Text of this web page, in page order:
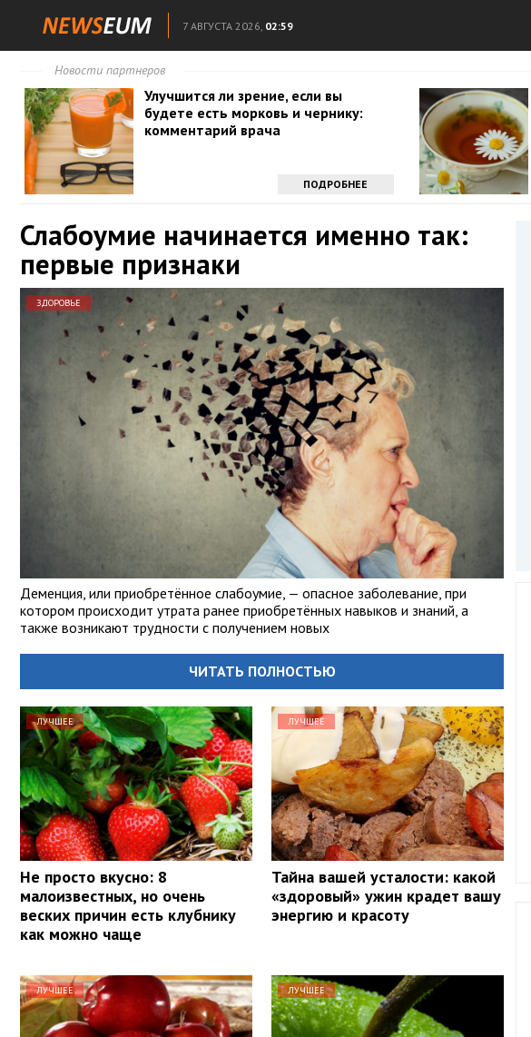
7 АВГУСТА 2026, 02:59
Новости партнеров
Улучшится ли зрение, если вы
будете есть морковь и чернику:
комментарий врача
ПОДРОБНЕЕ
Слабоумие начинается именно так:
первые признаки
ЗДОРОВЬЕ
Деменция, или приобретённое слабоумие, — опасное заболевание, при
котором происходит утрата ранее приобретённых навыков и знаний, а
также возникают трудности с получением новых
ЧИТАТЬ ПОЛНОСТЬЮ
ЛУЧШЕЕ
Не просто вкусно: 8
малоизвестных, но очень
веских причин есть клубнику
как можно чаще
ЛУЧШЕЕ
Тайна вашей усталости: какой
«здоровый» ужин крадет вашу
энергию и красоту
ЛУЧШЕЕ ЛУЧШЕЕ